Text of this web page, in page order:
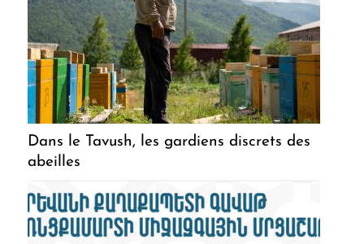
Dans le Tavush, les gardiens discrets des
abeilles